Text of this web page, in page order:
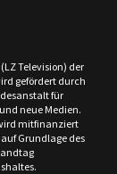
(LZ Television) der
gefördert durch
für
neue Medien.
mitfinanziert
Grundlage des